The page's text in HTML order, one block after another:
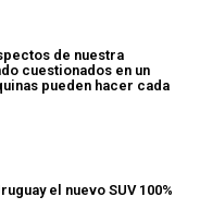
de nuestra
cuestionados en un
pueden hacer cada
el nuevo SUV 100%